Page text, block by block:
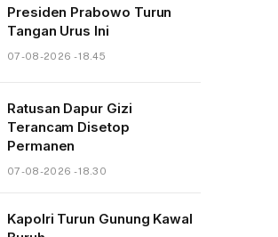
Presiden Prabowo Turun
Tangan Urus Ini
07-08-2026 - 18.45
Ratusan Dapur Gizi
Terancam Disetop
Permanen
07-08-2026 - 18.30
Kapolri Turun Gunung Kawal